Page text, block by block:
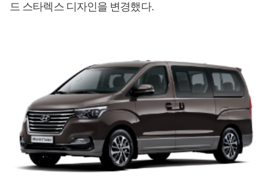
드 스타렉스 디자인을 변경했다.